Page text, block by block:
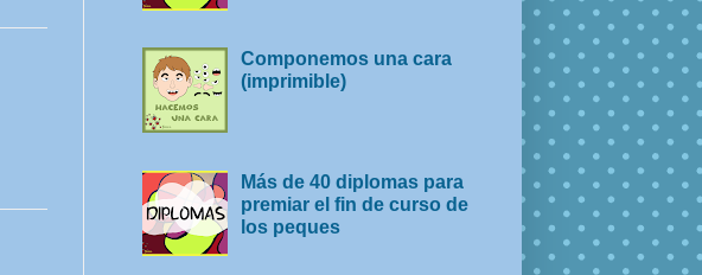
Componemos una cara
(imprimible)
Más de 40 diplomas para
premiar el fin de curso de
los peques